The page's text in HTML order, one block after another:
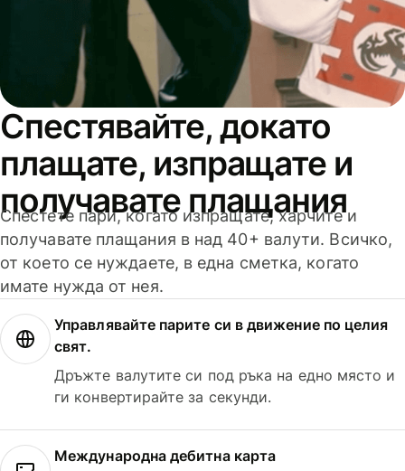
Спестявайте, докато
плащате, изпращате и
получавате плащания
Спестете пари, когато изпращате, харчите и
получавате плащания в над 40+ валути. Всичко,
от което се нуждаете, в една сметка, когато
имате нужда от нея.
Управлявайте парите си в движение по целия
свят.
Дръжте валутите си под ръка на едно място и
ги конвертирайте за секунди.
Международна дебитна карта